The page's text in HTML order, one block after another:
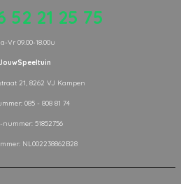
52 21 25 75
Vr 09.00-18.00u
JouwSpeeltuin
21, 8262 VJ Kampen
085 - 808 81 74
nummer: 51852756
NL002238862B28